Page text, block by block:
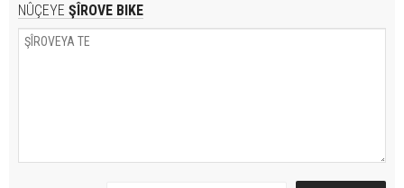
NÛÇEYE ŞÎROVE BIKE